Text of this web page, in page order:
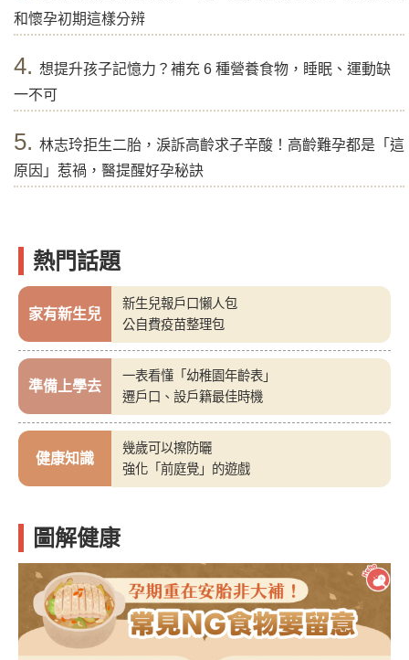
和懷孕初期這樣分辨
4. 想提升孩子記憶力？補充 6 種營養食物，睡眠、運動缺
一不可
5. 林志玲拒生二胎，淚訴高齡求子辛酸！高齡難孕都是「這
原因」惹禍，醫提醒好孕秘訣
熱門話題
家有新生兒
新生兒報戶口懶人包
公自費疫苗整理包
準備上學去
一表看懂「幼稚園年齡表」
遷戶口、設戶籍最佳時機
健康知識
幾歲可以擦防曬
強化「前庭覺」的遊戲
圖解健康